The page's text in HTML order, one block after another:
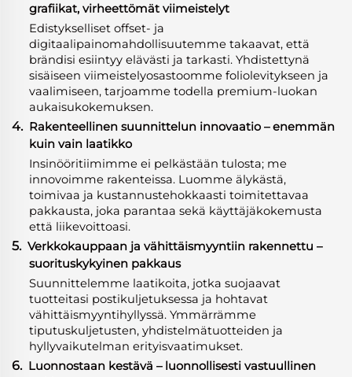
grafiikat, virheettömät viimeistelyt
Edistykselliset offset- ja
digitaalipainomahdollisuutemme takaavat, että
brändisi esiintyy elävästi ja tarkasti. Yhdistettynä
sisäiseen viimeistelyosastoomme foliolevitykseen ja
vaalimiseen, tarjoamme todella premium-luokan
aukaisukokemuksen.
4. Rakenteellinen suunnittelun innovaatio – enemmän
kuin vain laatikko
Insinööritiimimme ei pelkästään tulosta; me
innovoimme rakenteissa. Luomme älykästä,
toimivaa ja kustannustehokkaasti toimitettavaa
pakkausta, joka parantaa sekä käyttäjäkokemusta
että liikevoittoasi.
5. Verkkokauppaan ja vähittäismyyntiin rakennettu –
suorituskykyinen pakkaus
Suunnittelemme laatikoita, jotka suojaavat
tuotteitasi postikuljetuksessa ja hohtavat
vähittäismyyntihyllyssä. Ymmärrämme
tiputuskuljetusten, yhdistelmätuotteiden ja
hyllyvaikutelman erityisvaatimukset.
6. Luonnostaan kestävä – luonnollisesti vastuullinen